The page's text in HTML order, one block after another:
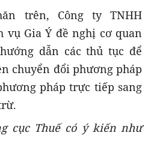
trên, Công ty TNHH
vụ Gia Ý đề nghị cơ quan
dẫn các thủ tục để
chuyển đổi phương pháp
pháp trực tiếp sang
cục Thuế có ý kiến như